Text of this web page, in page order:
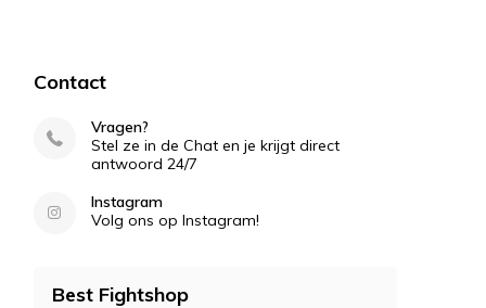
Contact
Vragen?
Stel ze in de Chat en je krijgt direct
antwoord 24/7
Instagram
Volg ons op Instagram!
Best Fightshop